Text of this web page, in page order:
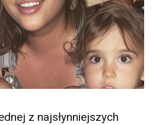
z najsłynniejszych